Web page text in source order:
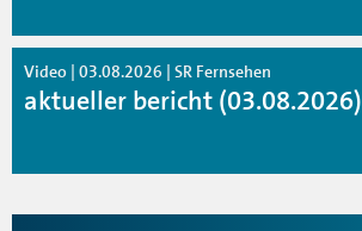
Video | 03.08.2026 | SR Fernsehen
aktueller bericht (03.08.2026)